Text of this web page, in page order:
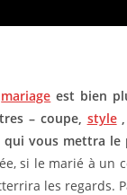
mariage est bien
– coupe, style,
vous mettra le
si le marié à un
les regards.